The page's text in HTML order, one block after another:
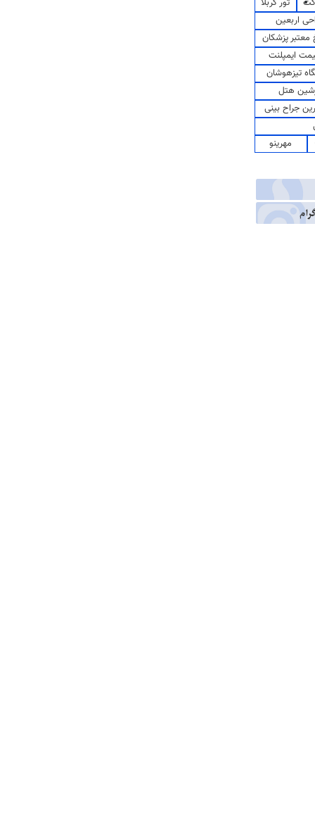
اربعین
پزشکان
ایمپلنت
تیزهوشان
هتل
جراح بینی
مهرینو